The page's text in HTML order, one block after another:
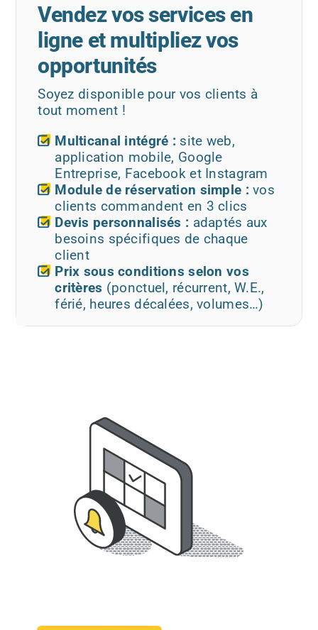
Vendez vos services en
ligne et multipliez vos
opportunités
Soyez disponible pour vos clients à
tout moment !
Multicanal intégré :site web,
application mobile, Google
Entreprise, Facebook et Instagram
Module de réservation simple :vos
clients commandent en 3 clics
Devis personnalisés : adaptés aux
besoins spécifiques de chaque
client
Prix sous conditions selon vos
critères (ponctuel, récurrent, W.E.,
férié, heures décalées, volumes…)